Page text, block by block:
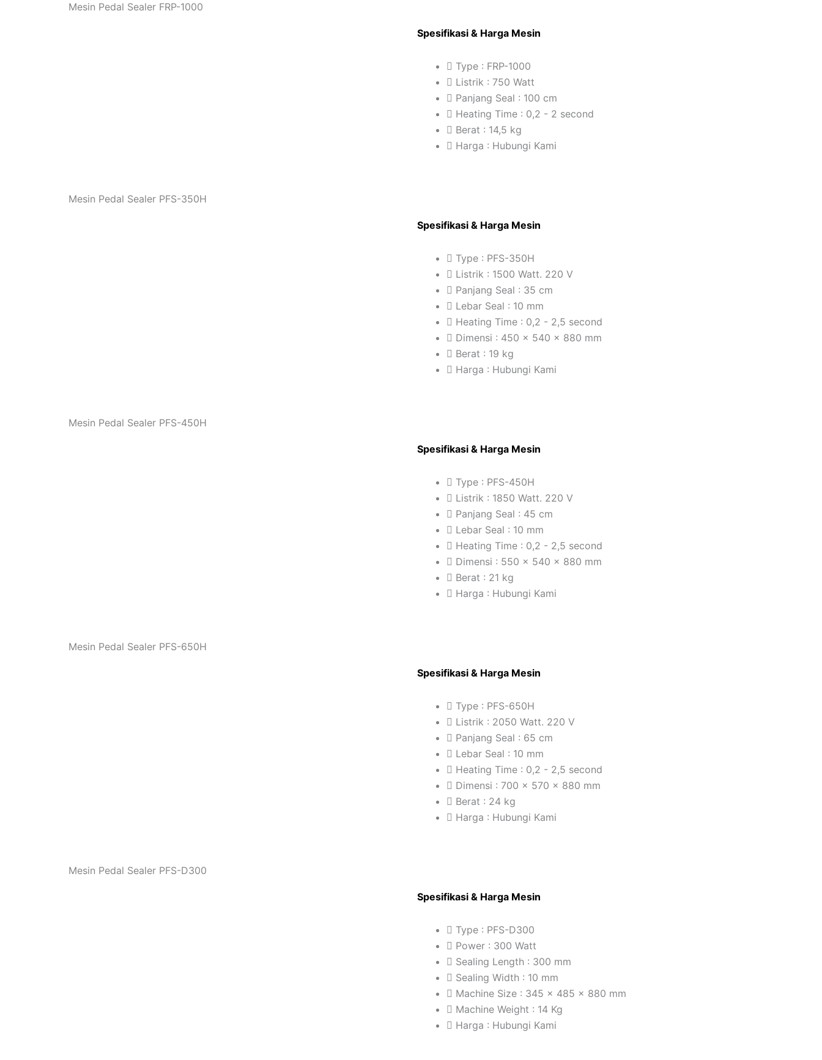
Mesin Pedal Sealer FRP-1000
Spesifikasi & Harga Mesin
Type : FRP-1000
Listrik : 750 Watt
Panjang Seal : 100 cm
Heating Time : 0,2 - 2 second
Berat : 14,5 kg
Harga : Hubungi Kami
Mesin Pedal Sealer PFS-350H
Spesifikasi & Harga Mesin
Type : PFS-350H
Listrik : 1500 Watt. 220 V
Panjang Seal : 35 cm
Lebar Seal : 10 mm
Heating Time : 0,2 - 2,5 second
Dimensi : 450 x 540 x 880 mm
Berat : 19 kg
Harga : Hubungi Kami
Mesin Pedal Sealer PFS-450H
Spesifikasi & Harga Mesin
Type : PFS-450H
Listrik : 1850 Watt. 220 V
Panjang Seal : 45 cm
Lebar Seal : 10 mm
Heating Time : 0,2 - 2,5 second
Dimensi : 550 x 540 x 880 mm
Berat : 21 kg
Harga : Hubungi Kami
Mesin Pedal Sealer PFS-650H
Spesifikasi & Harga Mesin
Type : PFS-650H
Listrik : 2050 Watt. 220 V
Panjang Seal : 65 cm
Lebar Seal : 10 mm
Heating Time : 0,2 - 2,5 second
Dimensi : 700 x 570 x 880 mm
Berat : 24 kg
Harga : Hubungi Kami
Mesin Pedal Sealer PFS-D300
Spesifikasi & Harga Mesin
Type : PFS-D300
Power : 300 Watt
Sealing Length : 300 mm
Sealing Width : 10 mm
Machine Size : 345 x 485 x 880 mm
Machine Weight : 14 Kg
Harga : Hubungi Kami